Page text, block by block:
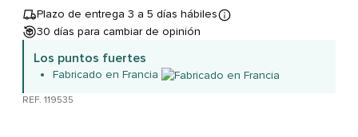
Plazo de entrega 3 a 5 días hábiles
30 días para cambiar de opinión
Los puntos fuertes
Fabricado en Francia
REF. 119535